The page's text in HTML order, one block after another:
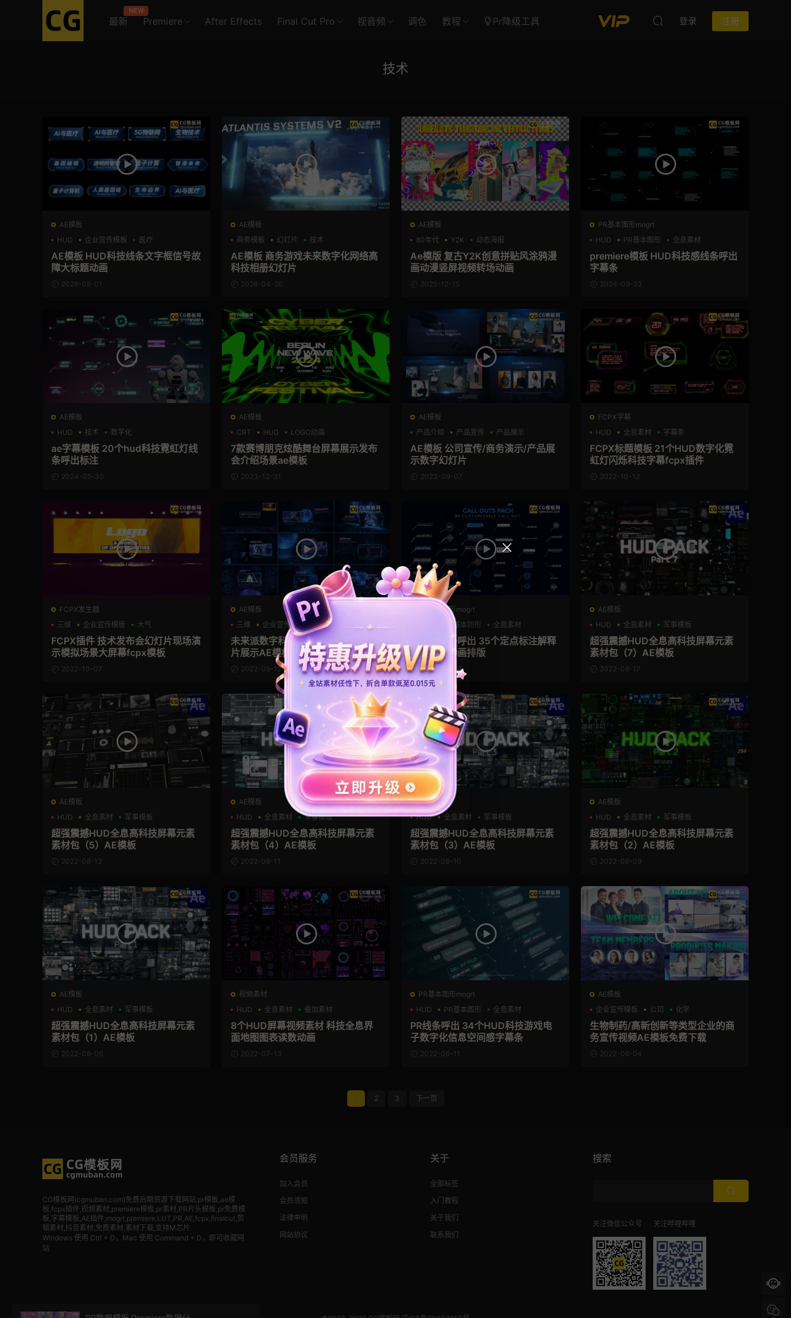
最新
NEW
Premiere After Effects Final Cut Pro 视音频 调色 教程 Pr降级工具 登录 注册
技术
AE模板
HUD
企业宣传模板 医疗
AE模板 HUD科技线条文字框信号故
障大标题动画
2026-05-01
AE模板
商务模板
幻灯片 技术
AE模板 商务游戏未来数字化网络高
科技相册幻灯片
2026-04-26
AE模板
80年代
Y2K 动态海报
Ae模版 复古Y2K创意拼贴风涂鸦漫
画动漫竖屏视频转场动画
2025-12-15
PR基本图形mogrt
HUD
PR基本图形 全息素材
premiere模板 HUD科技感线条呼出
字幕条
2024-09-23
AE模板
HUD
技术 数字化
ae字幕模板 20个hud科技霓虹灯线
条呼出标注
2024-05-30
AE模板
CRT
HUD LOGO动画
7款赛博朋克炫酷舞台屏幕展示发布
会介绍场景ae模板
2023-12-31
AE模板
产品介绍
产品宣传 产品展示
AE模板 公司宣传/商务演示/产品展
示数字幻灯片
2023-09-07
FCPX字幕
HUD
全息素材 字幕条
FCPX标题模板 21个HUD数字化霓
虹灯闪烁科技字幕fcpx插件
2022-10-12
FCPX发生器
三维
企业宣传模板 大气
FCPX插件 技术发布会幻灯片现场演
示模拟场景大屏幕fcpx模板
2022-10-07
AE模板
三维
企业宣传模板 商务模板
未来派数字科技技术集成线路幻灯
片展示AE模板
2022-09-12
PR基本图形mogrt
PR基本图形 全息素材
pr指示线条呼出 35个定点标注解释
说明文字动画排版
2022-08-24
AE模板
HUD
全息素材 军事模板
超强震撼HUD全息高科技屏幕元素
素材包（7）AE模板
2022-08-17
AE模板
HUD
全息素材 军事模板
超强震撼HUD全息高科技屏幕元素
素材包（5）AE模板
2022-08-13
AE模板
HUD
全息素材 军事模板
超强震撼HUD全息高科技屏幕元素
素材包（4）AE模板
2022-08-11
AE模板
HUD
全息素材 军事模板
超强震撼HUD全息高科技屏幕元素
素材包（3）AE模板
2022-08-10
AE模板
HUD
全息素材 军事模板
超强震撼HUD全息高科技屏幕元素
素材包（2）AE模板
2022-08-09
AE模板
HUD
全息素材 军事模板
超强震撼HUD全息高科技屏幕元素
素材包（1）AE模板
2022-08-06
视频素材
HUD
全息素材 叠加素材
8个HUD屏幕视频素材 科技全息界
面地图图表读数动画
2022-07-13
PR基本图形mogrt
HUD
PR基本图形 全息素材
PR线条呼出 34个HUD科技游戏电
子数字化信息空间感字幕条
2022-06-11
AE模板
企业宣传模板
公司 化学
生物制药/高新创新等类型企业的商
务宣传视频AE模板免费下载
2022-06-04
1 2 3 下一页
CG模板网(cgmuban.com)免费后期资源下载网站,pr模板,ae模
板,fcpx插件,视频素材,premiere模板,pr素材,PR片头模板,pr免费模
板,字幕模板,AE插件,mogrt,premiere,LUT,PR,AE,fcpx,finalcut,剪
辑素材,抖音素材,免费素材,素材下载,支持M芯片
Windows 使用 Ctrl + D，Mac 使用 Command + D，即可收藏网
站
会员服务
加入会员
会员须知
法律申明
网站协议
关于
全部标签
入门教程
关于我们
联系我们
搜索
关注微信公众号 关注哔哩哔哩